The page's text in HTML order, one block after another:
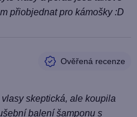
přiobjednat pro kámošky :D
skeptická, ale koupila
balení šamponu s